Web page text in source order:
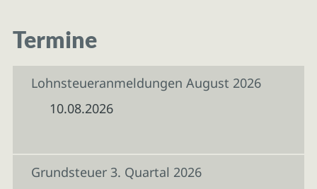
Termine
Lohnsteueranmeldungen August 2026
10.08.2026
Grundsteuer 3. Quartal 2026